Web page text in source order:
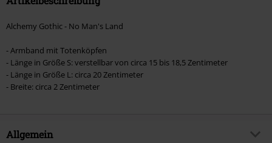
Alchemy Gothic - No Man's Land
- Armband mit Totenköpfen
- Länge in Größe S: verstellbar von circa 15 bis 18,5 Zentimeter
- Länge in Größe L: circa 20 Zentimeter
- Breite: circa 2 Zentimeter
Allgemein